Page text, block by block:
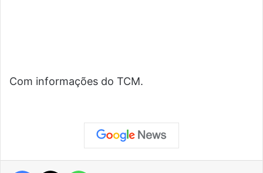
Com informações do TCM.